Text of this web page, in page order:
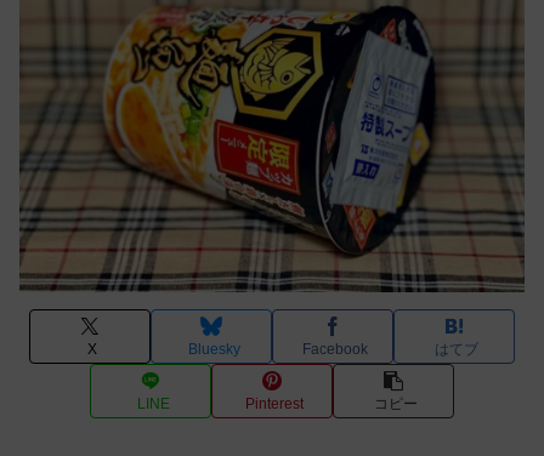
X Bluesky Facebook はてブ
LINE Pinterest コピー